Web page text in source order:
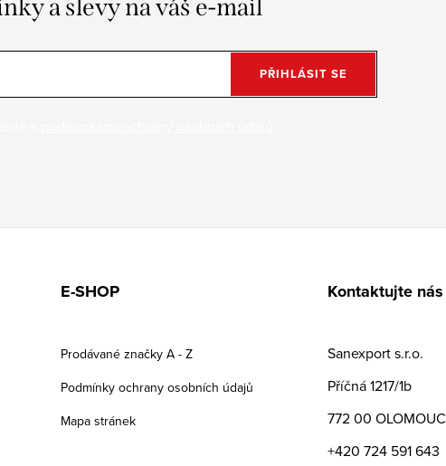
a slevy na váš e-mail
PŘIHLÁSIT SE
E-SHOP
Prodávané značky A - Z
Podmínky ochrany osobních údajů
Mapa stránek
Kontaktujte nás
Sanexport s.r.o.
Příčná 1217/1b
772 00 OLOMOUC
+420 724 591 643